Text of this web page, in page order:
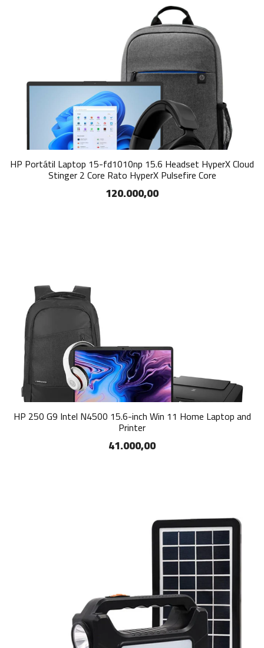
HP Portátil Laptop 15-fd1010np 15.6 Headset HyperX Cloud
Stinger 2 Core Rato HyperX Pulsefire Core
120.000,00
HP 250 G9 Intel N4500 15.6-inch Win 11 Home Laptop and
Printer
41.000,00